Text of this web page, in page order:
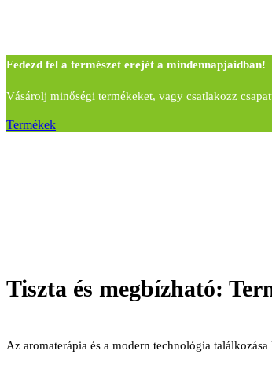
Fedezd fel a természet erejét a mindennapjaidban!
Vásárolj minőségi termékeket, vagy csatlakozz
Termékek
Tiszta és megbízható:
Az aromaterápia és a modern technológia